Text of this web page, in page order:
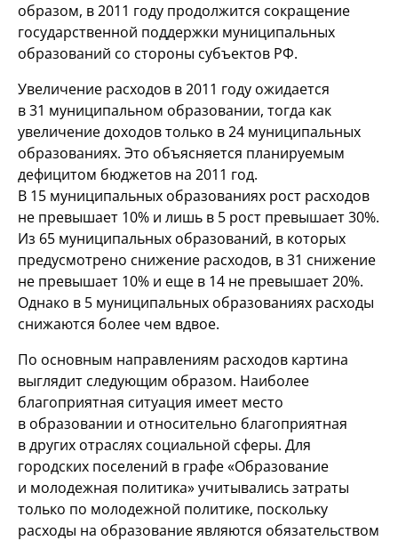
образом, в 2011 году продолжится сокращение
государственной поддержки муниципальных
образований со стороны субъектов РФ.
Увеличение расходов в 2011 году ожидается
в 31 муниципальном образовании, тогда как
увеличение доходов только в 24 муниципальных
образованиях. Это объясняется планируемым
дефицитом бюджетов на 2011 год.
В 15 муниципальных образованиях рост расходов
не превышает 10% и лишь в 5 рост превышает 30%.
Из 65 муниципальных образований, в которых
предусмотрено снижение расходов, в 31 снижение
не превышает 10% и еще в 14 не превышает 20%.
Однако в 5 муниципальных образованиях расходы
снижаются более чем вдвое.
По основным направлениям расходов картина
выглядит следующим образом. Наиболее
благоприятная ситуация имеет место
в образовании и относительно благоприятная
в других отраслях социальной сферы. Для
городских поселений в графе «Образование
и молодежная политика» учитывались затраты
только по молодежной политике, поскольку
расходы на образование являются обязательством